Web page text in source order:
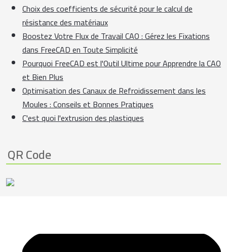
Choix des coefficients de sécurité pour le calcul de
résistance des matériaux
Boostez Votre Flux de Travail CAO : Gérez les Fixations
dans FreeCAD en Toute Simplicité
Pourquoi FreeCAD est l'Outil Ultime pour Apprendre la CAO
et Bien Plus
Optimisation des Canaux de Refroidissement dans les
Moules : Conseils et Bonnes Pratiques
C'est quoi l'extrusion des plastiques
QR Code